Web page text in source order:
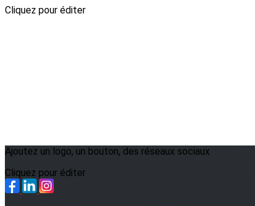
Cliquez pour éditer
Ajoutez un logo, un bouton, des réseaux sociaux
Cliquez pour éditer